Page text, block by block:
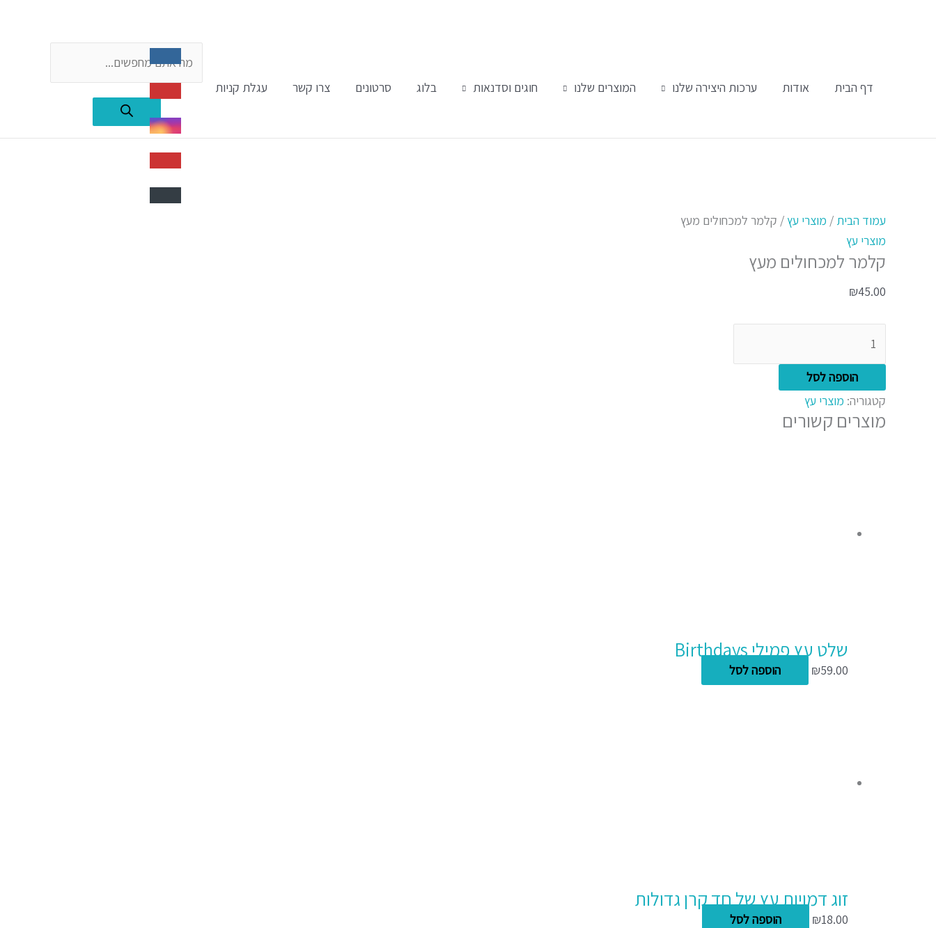
דף הבית אודות ערכות היצירה שלנו המוצרים שלנו חוגים וסדנאות בלוג סרטונים צרו קשר עגלת קניות
Products
עמוד הבית / מוצרי עץ / קלמר למכחולים מעץ
מוצרי עץ
קלמר למכחולים מעץ
₪45.00
של
קלמר
למכחולים
הוספה לסל
קטגוריה: מוצרי עץ
מוצרים קשורים
שלט עץ פמילי Birthdays
₪59.00 הוספה לסל
זוג דמויות עץ של חד קרן גדולות
₪18.00 הוספה לסל